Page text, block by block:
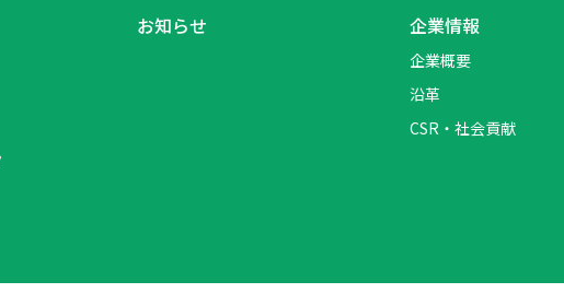
お知らせ 企業情報
企業概要
沿革
CSR・社会貢献